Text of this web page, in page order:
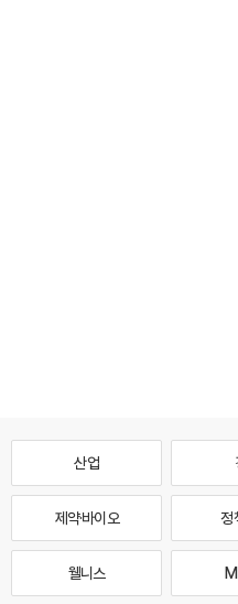
산업
제약·바이오 정
웰니스